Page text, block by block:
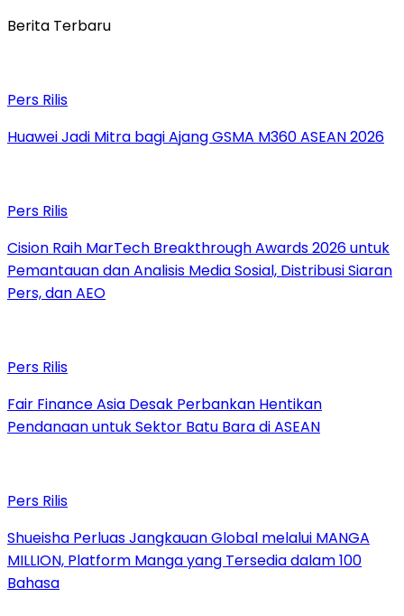
Berita Terbaru
Pers Rilis
Huawei Jadi Mitra bagi Ajang GSMA M360 ASEAN 2026
Pers Rilis
Cision Raih MarTech Breakthrough Awards 2026 untuk
Pemantauan dan Analisis Media Sosial, Distribusi Siaran
Pers, dan AEO
Pers Rilis
Fair Finance Asia Desak Perbankan Hentikan
Pendanaan untuk Sektor Batu Bara di ASEAN
Pers Rilis
Shueisha Perluas Jangkauan Global melalui MANGA
MILLION, Platform Manga yang Tersedia dalam 100
Bahasa